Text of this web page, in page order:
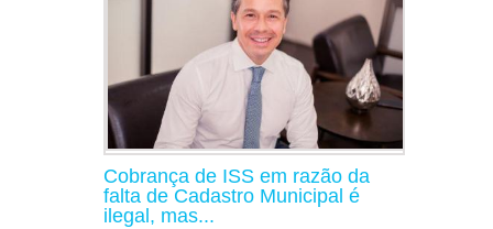
Cobrança de ISS em razão da
falta de Cadastro Municipal é
ilegal, mas...